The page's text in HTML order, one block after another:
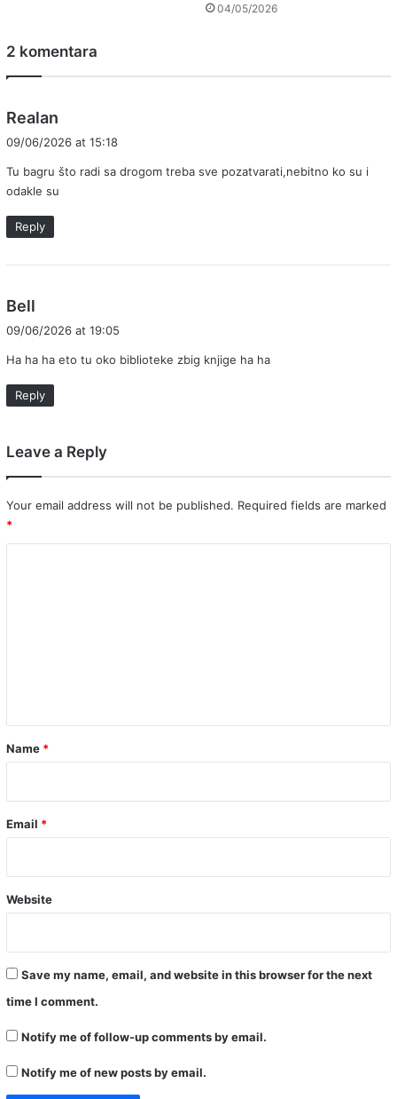
04/05/2026
2 komentara
Realan
s
09/06/2026 at 15:18
Tu bagru što radi sa drogom treba sve pozatvarati,nebitno ko su i
odakle su
Reply
Bell
s
:
09/06/2026 at 19:05
Ha ha ha eto tu oko biblioteke zbig knjige ha ha
Reply
Leave a Reply
Your email address will not be published. Required fields are marked
*
*
Name *
Email *
Website
Save my name, email, and website in this browser for the next
time I comment.
Notify me of follow-up comments by email.
Notify me of new posts by email.